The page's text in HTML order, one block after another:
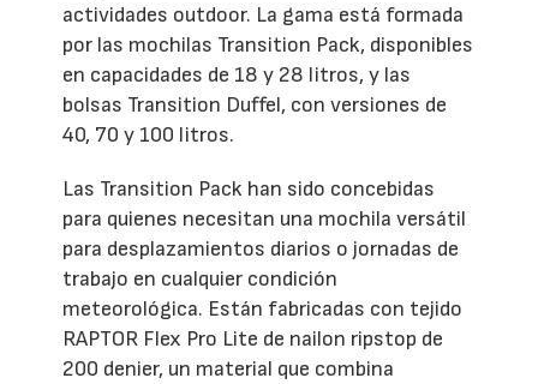
actividades outdoor. La gama está formada
por las mochilas Transition Pack, disponibles
en capacidades de 18 y 28 litros, y las
bolsas Transition Duffel, con versiones de
40, 70 y 100 litros.
Las Transition Pack han sido concebidas
para quienes necesitan una mochila versátil
para desplazamientos diarios o jornadas de
trabajo en cualquier condición
meteorológica. Están fabricadas con tejido
RAPTOR Flex Pro Lite de nailon ripstop de
200 denier, un material que combina